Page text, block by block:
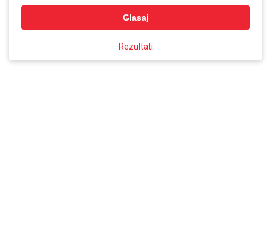
Glasaj
Rezultati